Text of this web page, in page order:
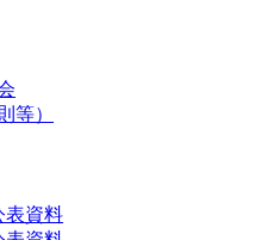
等）
表資料